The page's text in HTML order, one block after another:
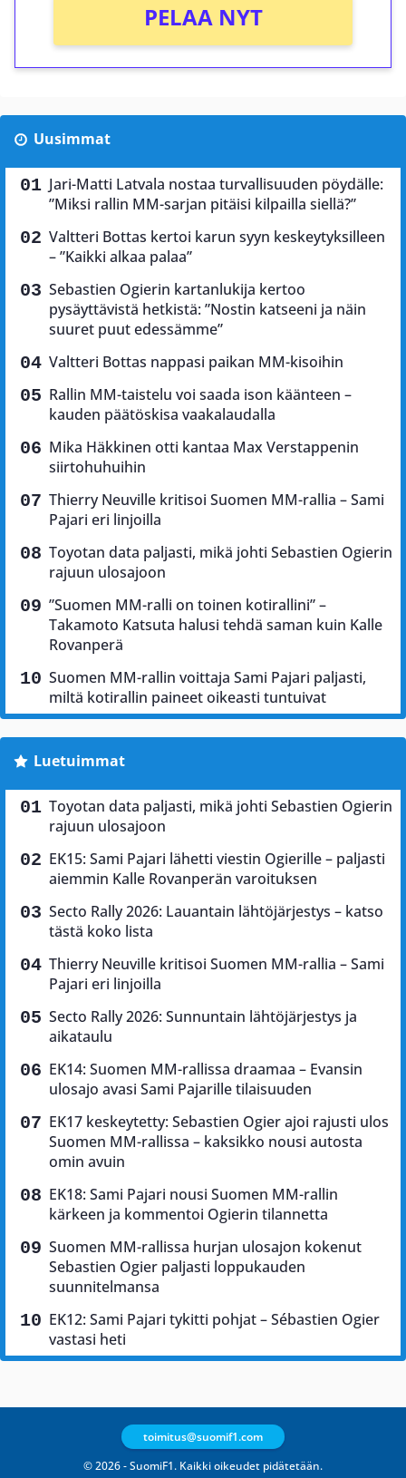
PELAA NYT
Uusimmat
Jari-Matti Latvala nostaa turvallisuuden pöydälle:
”Miksi rallin MM-sarjan pitäisi kilpailla siellä?”
Valtteri Bottas kertoi karun syyn keskeytyksilleen
– ”Kaikki alkaa palaa”
Sebastien Ogierin kartanlukija kertoo
pysäyttävistä hetkistä: ”Nostin katseeni ja näin
suuret puut edessämme”
Valtteri Bottas nappasi paikan MM-kisoihin
Rallin MM-taistelu voi saada ison käänteen –
kauden päätöskisa vaakalaudalla
Mika Häkkinen otti kantaa Max Verstappenin
siirtohuhuihin
Thierry Neuville kritisoi Suomen MM-rallia – Sami
Pajari eri linjoilla
Toyotan data paljasti, mikä johti Sebastien Ogierin
rajuun ulosajoon
”Suomen MM-ralli on toinen kotirallini” –
Takamoto Katsuta halusi tehdä saman kuin Kalle
Rovanperä
Suomen MM-rallin voittaja Sami Pajari paljasti,
miltä kotirallin paineet oikeasti tuntuivat
Luetuimmat
Toyotan data paljasti, mikä johti Sebastien Ogierin
rajuun ulosajoon
EK15: Sami Pajari lähetti viestin Ogierille – paljasti
aiemmin Kalle Rovanperän varoituksen
Secto Rally 2026: Lauantain lähtöjärjestys – katso
tästä koko lista
Thierry Neuville kritisoi Suomen MM-rallia – Sami
Pajari eri linjoilla
Secto Rally 2026: Sunnuntain lähtöjärjestys ja
aikataulu
EK14: Suomen MM-rallissa draamaa – Evansin
ulosajo avasi Sami Pajarille tilaisuuden
EK17 keskeytetty: Sebastien Ogier ajoi rajusti ulos
Suomen MM-rallissa – kaksikko nousi autosta
omin avuin
EK18: Sami Pajari nousi Suomen MM-rallin
kärkeen ja kommentoi Ogierin tilannetta
Suomen MM-rallissa hurjan ulosajon kokenut
Sebastien Ogier paljasti loppukauden
suunnitelmansa
EK12: Sami Pajari tykitti pohjat – Sébastien Ogier
vastasi heti
© 2026 - SuomiF1. Kaikki oikeudet pidätetään.
toimitus@suomif1.com